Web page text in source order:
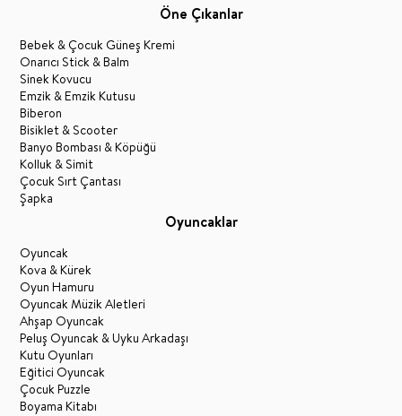
Öne Çıkanlar
Bebek & Çocuk Güneş Kremi
Onarıcı Stick & Balm
Sinek Kovucu
Emzik & Emzik Kutusu
Biberon
Bisiklet & Scooter
Banyo Bombası & Köpüğü
Kolluk & Simit
Çocuk Sırt Çantası
Şapka
Oyuncaklar
Oyuncak
Kova & Kürek
Oyun Hamuru
Oyuncak Müzik Aletleri
Ahşap Oyuncak
Peluş Oyuncak & Uyku Arkadaşı
Kutu Oyunları
Eğitici Oyuncak
Çocuk Puzzle
Boyama Kitabı